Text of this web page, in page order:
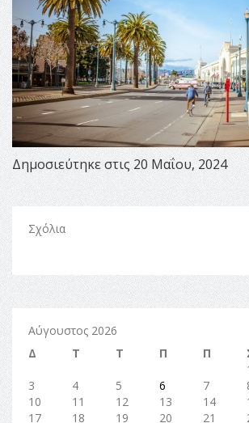
Δημοσιεύτηκε στις 20 Μαΐου, 2024
Σχόλια
Αύγουστος 2026
Δ
Τ Τ Π Π
3
4 5 6 7
10
11 12 13 14
17
18 19 20 21